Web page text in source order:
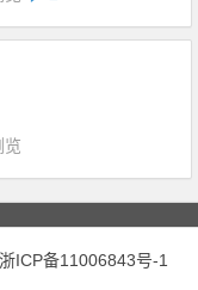
览
浙ICP备11006843号-1